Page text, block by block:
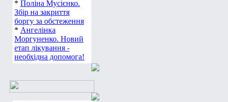
* Поліна Мусієнко.
Збір на закриття
боргу за обстеження
* Ангелінка
Моргуненко. Новий
етап лікування -
необхідна допомога!